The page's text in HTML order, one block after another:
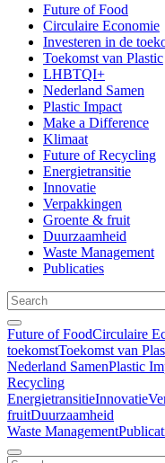
Future of Food
Circulaire Economie
Investeren in de
Toekomst van Plastic
LHBTQI+
Nederland Samen
Plastic Impact
Make a Difference
Klimaat
Future of Recycling
Energietransitie
Innovatie
Verpakkingen
Groente & fruit
Duurzaamheid
Waste Management
Publicaties
Future of FoodCirculaire
toekomstToekomst van
Nederland SamenPlastic
Recycling
EnergietransitieInnovatie
fruitDuurzaamheid
Waste Management